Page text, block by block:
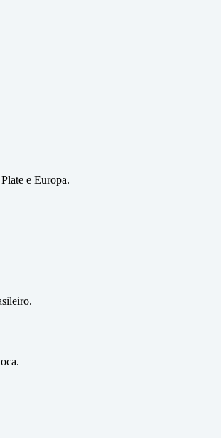
e Europa.